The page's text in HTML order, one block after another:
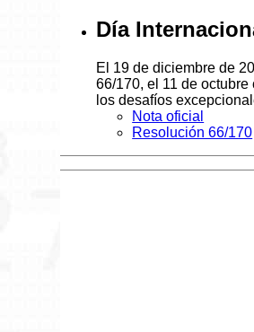
Día
El 19 de diciembre de
66/170, el 11 de
los desafíos
Nota oficial
Resolución 66/170